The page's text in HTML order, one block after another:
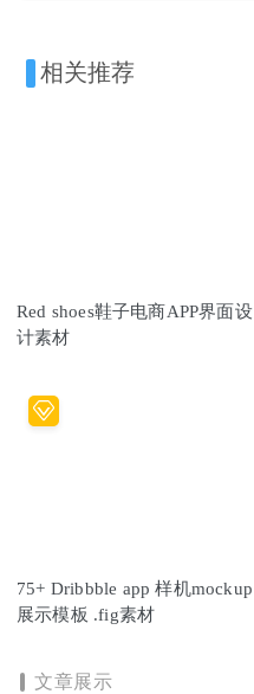
相关推荐
Red shoes鞋子电商APP界面设
计素材
75+ Dribbble app 样机mockup
展示模板 .fig素材
文章展示